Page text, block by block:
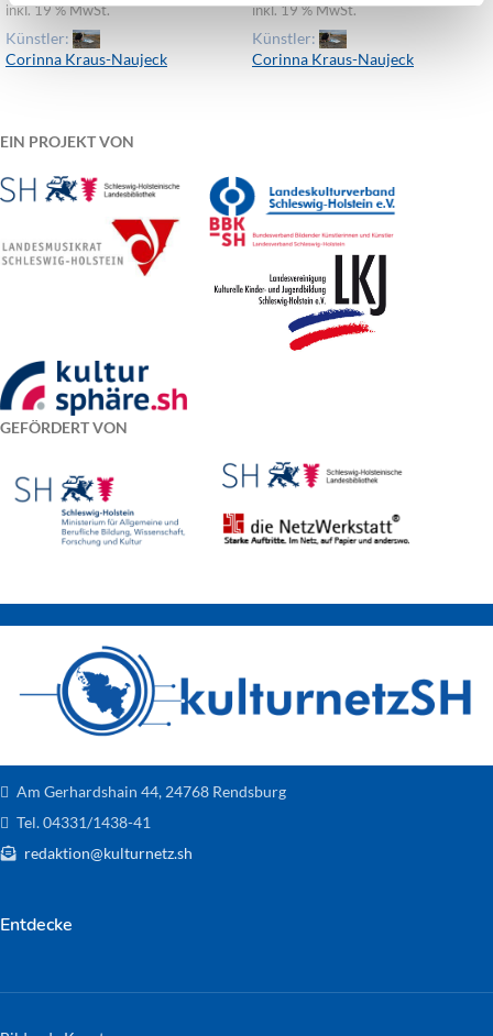
inkl. 19 % MwSt.
Künstler:
Corinna Kraus-Naujeck
inkl. 19 % MwSt.
Künstler:
Corinna Kraus-Naujeck
Am Gerhardshain 44, 24768 Rendsburg
Tel. 04331/1438-41